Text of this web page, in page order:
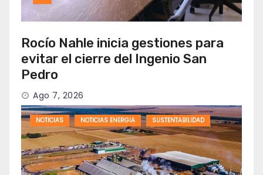
Rocío Nahle inicia gestiones para
evitar el cierre del Ingenio San
Pedro
Ago 7, 2026
NOTICIAS NOTICIAS ENERGIA SUSTENTABILIDAD